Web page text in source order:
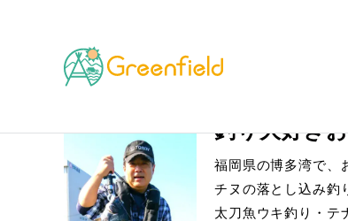
TOP ライター 釣り大好きおやじ
釣り大好き
福岡県の博多湾で、
チヌの落とし込み釣
太刀魚ウキ釣り・テ